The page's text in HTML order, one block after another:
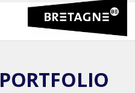
PORTFOLIO